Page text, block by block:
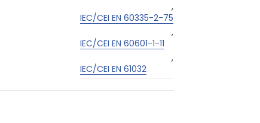
,
IEC/CEI EN 60335-2-75
,
IEC/CEI EN 60601-1-11
,
IEC/CEI EN 61032